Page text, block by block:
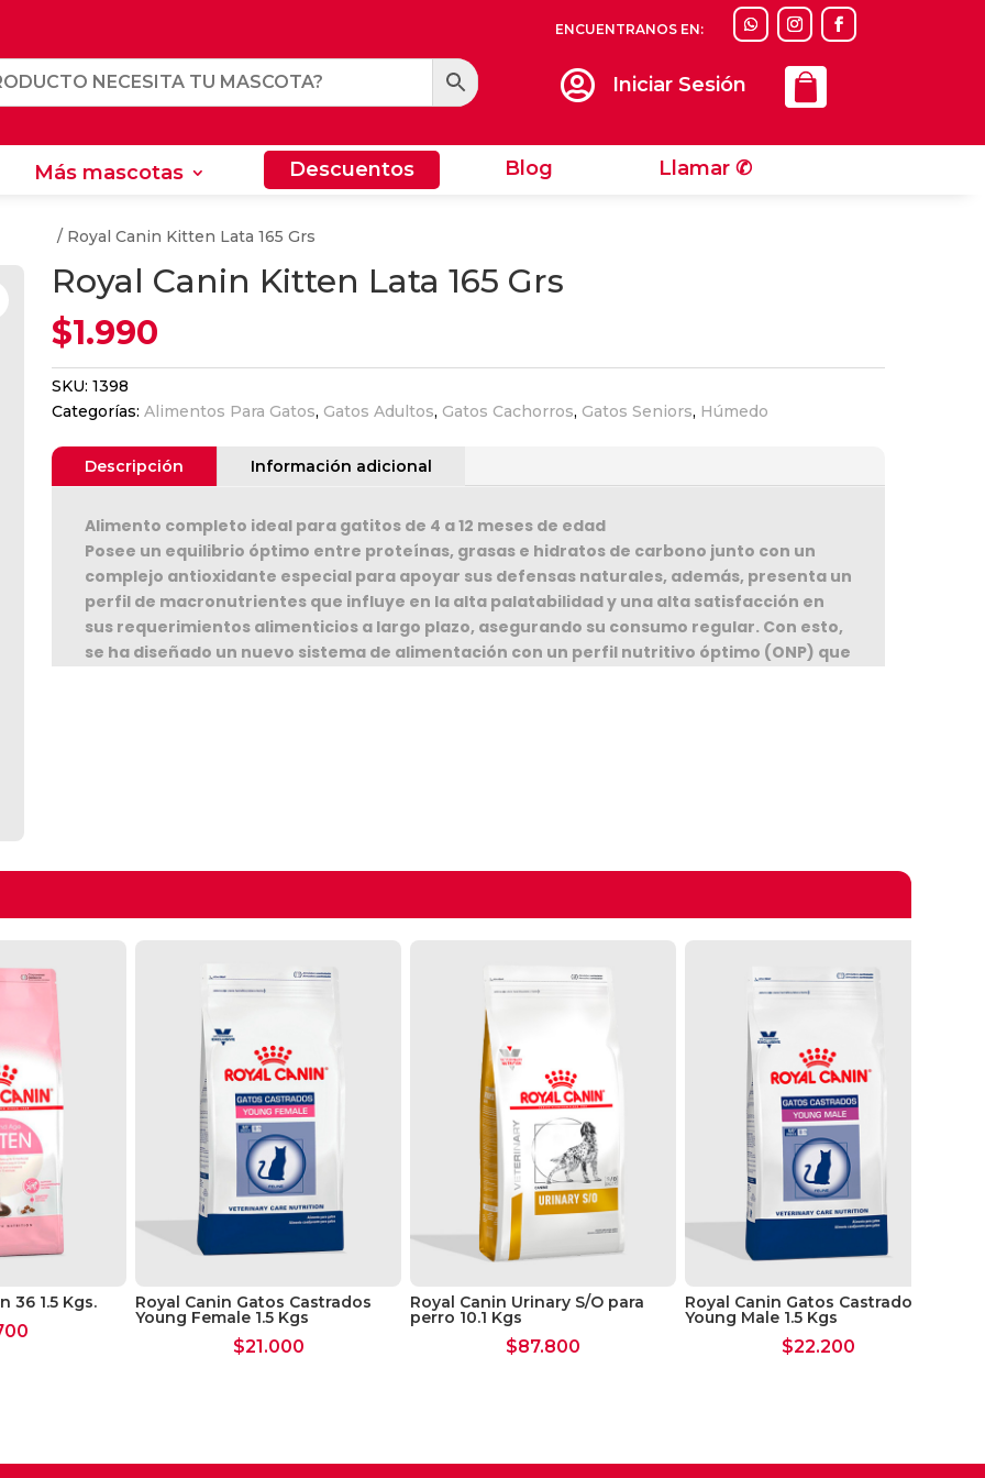
ENCUENTRANOS EN:
 Iniciar Sesión
Más mascotas Descuentos Blog Llamar ✆
Llamar ✆
/ Royal Canin Kitten Lata 165 Grs
Royal Canin Kitten Lata 165 Grs
$1.990
SKU: 1398
Categorías: Alimentos Para Gatos, Gatos Adultos, Gatos Cachorros, Gatos Seniors, Húmedo
Descripción Información adicional
Alimento completo ideal para gatitos de 4 a 12 meses de edad
Posee un equilibrio óptimo entre proteínas, grasas e hidratos de carbono junto con un
complejo antioxidante especial para apoyar sus defensas naturales, además, presenta un
perfil de macronutrientes que influye en la alta palatabilidad y una alta satisfacción en
sus requerimientos alimenticios a largo plazo, asegurando su consumo regular. Con esto,
se ha diseñado un nuevo sistema de alimentación con un perfil nutritivo óptimo (ONP) que
36 1.5 Kgs. Royal Canin Gatos Castrados
Young Female 1.5 Kgs
$21.000
Royal Canin Urinary S/O para
perro 10.1 Kgs
$87.800
Royal Canin Gatos Castrados
Young Male 1.5 Kgs
$22.200